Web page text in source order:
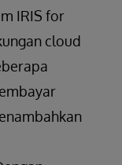
IRIS for
cloud